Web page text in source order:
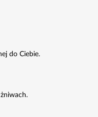
do Ciebie.